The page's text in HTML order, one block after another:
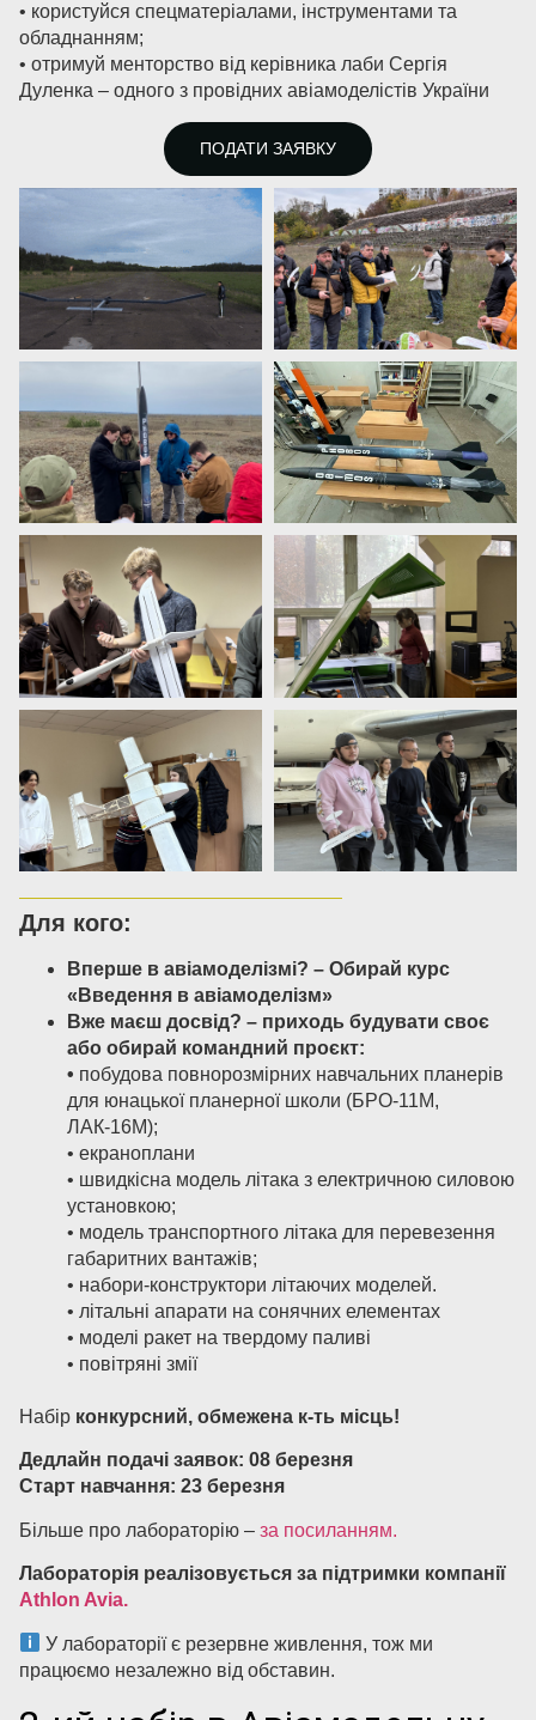
• користуйся спецматеріалами, інструментами та
обладнанням;
• отримуй менторство від керівника лаби Сергія
Дуленка – одного з провідних авіамоделістів України
ПОДАТИ ЗАЯВКУ
Для кого:
Вперше в авіамоделізмі? – Обирай курс
«Введення в авіамоделізм»
Вже маєш досвід? – приходь будувати своє
або обирай командний проєкт:
• побудова повнорозмірних навчальних планерів
для юнацької планерної школи (БРО-11М,
ЛАК-16М);
• екраноплани
• швидкісна модель літака з електричною силовою
установкою;
• модель транспортного літака для перевезення
габаритних вантажів;
• набори-конструктори літаючих моделей.
• літальні апарати на сонячних елементах
• моделі ракет на твердому паливі
• повітряні змії
Набір конкурсний, обмежена к-ть місць!
Дедлайн подачі заявок: 08 березня
Старт навчання: 23 березня
Більше про лабораторію – за посиланням.
Лабораторія реалізовується за підтримки компанії
Athlon Avia.
У лабораторії є резервне живлення, тож ми
працюємо незалежно від обставин.